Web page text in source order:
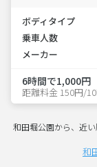
ボディタイプ
乗車人数
メーカー
6時間で1,000円
距離料金 150円/
和田堀公園から、近い
和